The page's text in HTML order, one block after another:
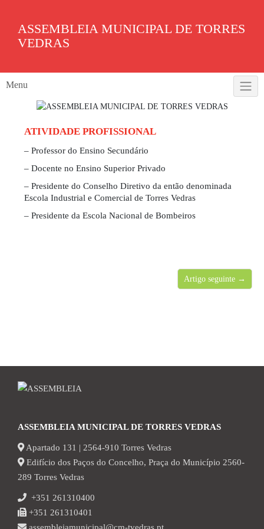
contentASSEMBLEIA MUNICIPAL DE TORRES
VEDRAS
Menu
ATIVIDADE PROFISSIONAL
– Professor do Ensino Secundário
– Docente no Ensino Superior Privado
– Presidente do Conselho Diretivo da então denominada
Escola Industrial e Comercial de Torres Vedras
– Presidente da Escola Nacional de Bombeiros
Artigo seguinte →
ASSEMBLEIA MUNICIPAL DE TORRES VEDRAS
Apartado 131 | 2564-910 Torres Vedras
Edifício dos Paços do Concelho, Praça do Município 2560-
289 Torres Vedras
+351 261310400
+351 261310401